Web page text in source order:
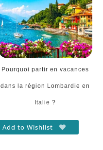
Pourquoi partir en vacances
dans la région Lombardie en
Italie ?
Add to Wishlist